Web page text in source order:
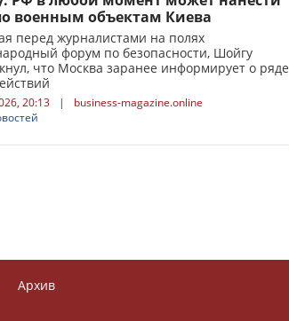
военным объектам Киева
перед журналистами на полях
форум по безопасности, Шойгу
что Москва заранее информирует о ряде
20:13 |
business-magazine.online
Архив